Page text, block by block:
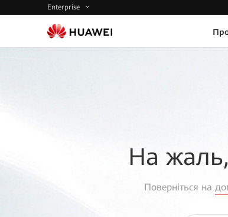
Enterprise
На жаль,
Поверніться на